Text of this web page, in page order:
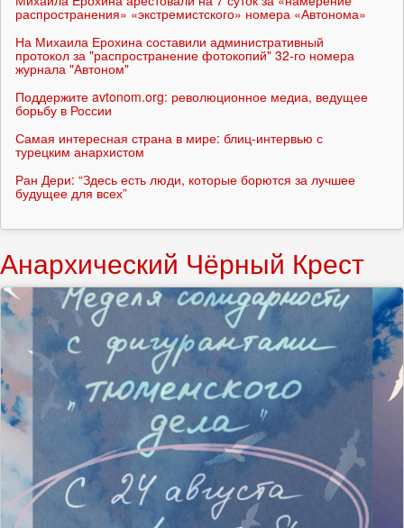
распространения» «экстремистского» номера «Автонома»
На Михаила Ерохина составили административный
протокол за "распространение фотокопий" 32-го номера
журнала "Автоном"
Поддержите avtonom.org: революционное медиа, ведущее
борьбу в России
Самая интересная страна в мире: блиц-интервью с
турецким анархистом
Ран Дери: “Здесь есть люди, которые борются за лучшее
будущее для всех”
Анархический Чёрный Крест